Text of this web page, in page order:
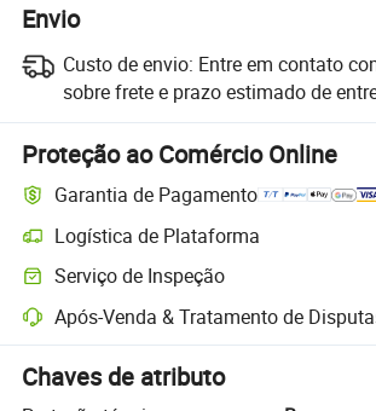
Envio
Custo de envio: Entre em contato
sobre frete e prazo estimado de
Proteção ao Comércio Online
Garantia de Pagamento
Logística de Plataforma
Serviço de Inspeção
Após-Venda & Tratamento de
Chaves de atributo